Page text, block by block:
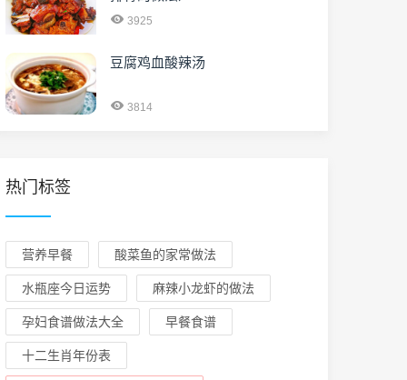
3925
豆腐鸡血酸辣汤
3814
热门标签
营养早餐 酸菜鱼的家常做法
水瓶座今日运势 麻辣小龙虾的做法
孕妇食谱做法大全 早餐食谱
十二生肖年份表